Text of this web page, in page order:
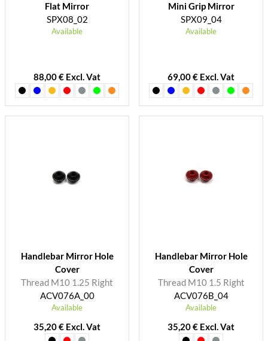
Flat Mirror
SPX08_02
Available
88,00 € Excl. Vat
Mini Grip Mirror
SPX09_04
Available
69,00 € Excl. Vat
Handlebar Mirror Hole
Cover
Thread M10 1.25 Right
ACV076A_00
Available
35,20 € Excl. Vat
Handlebar Mirror Hole
Cover
Thread M10 1.5 Right
ACV076B_04
Available
35,20 € Excl. Vat